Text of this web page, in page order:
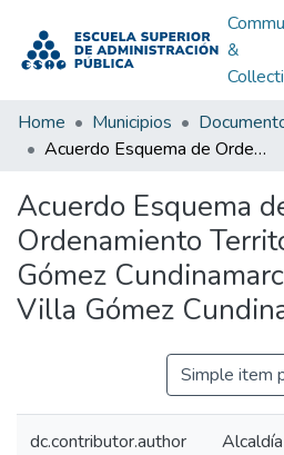
&
Home Municipios
Acuerdo Esquema de Ordenamiento Territorial Villa Gómez Cundinamarca 2001: A EOT Villa Gómez Cundinamarca 2001
Acuerdo Esquema
Ordenamiento
Gómez
Villa Gómez
Simple item
dc.contributor.author